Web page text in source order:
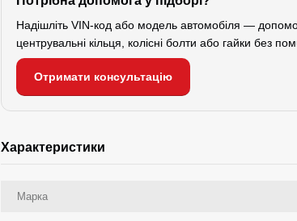
Надішліть VIN-код або модель автомобіля —
центрувальні кільця, колісні болти або гайки без
Отримати консультацію
Характеристики
Марка